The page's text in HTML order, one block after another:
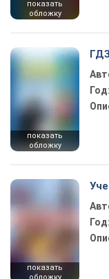
показать
обложку
показать
обложку
Год:
показать
Год: